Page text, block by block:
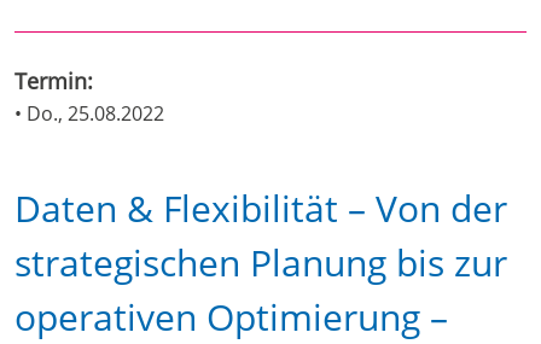
Termin:
• Do., 25.08.2022
Daten & Flexibilität – Von der
strategischen Planung bis zur
operativen Optimierung –